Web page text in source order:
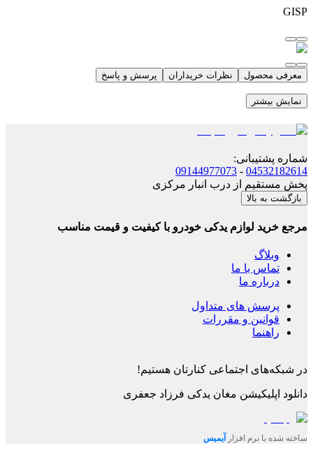
GISP
معرفی محصول نظرات خریداران پرسش و پاسخ
نمایش بیشتر
شماره پشتیبانی:
04532182614
-
09144977073
پخش مستقیم از درب انبار مرکزی
بازگشت به بالا
مرجع خرید لوازم یدکی خودرو با کیفیت و قیمت مناسب
وبلاگ
تماس با ما
درباره ما
پرسش های متداول
قوانین و مقررات
راهنما
در شبکه‌های اجتماعی کنارتان هستیم!
دانلود اپلیکیشن مغان یدکی فرزاد جعفری
ساخته شده با نرم افزار آیمیس